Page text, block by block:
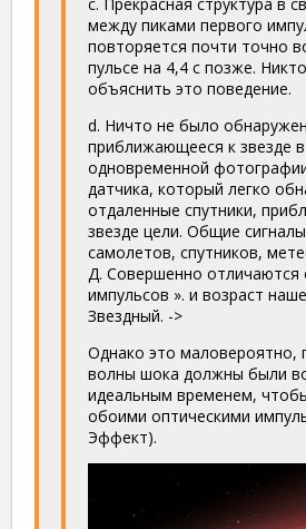
между пиками первого
повторяется почти точно
пульсе на 4,4 с позже.
объяснить это поведение.
d. Ничто не было
приближающееся к звезде в
одновременной
датчика, который легко
отдаленные спутники,
звезде цели. Общие
самолетов, спутников,
Д. Совершенно отличаются
импульсов ». и возраст
Звездный. ->
Однако это маловероятно,
волны шока должны были
идеальным временем,
обоими оптическими
Эффект).